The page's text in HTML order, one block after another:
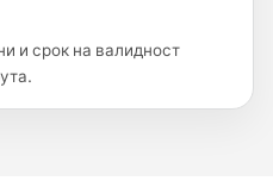
и срок на валидност